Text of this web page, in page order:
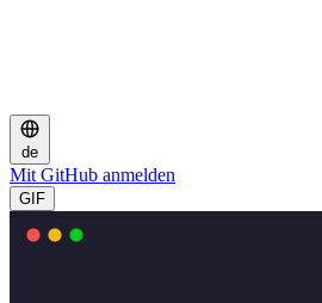
de
Mit GitHub anmelden
GIF